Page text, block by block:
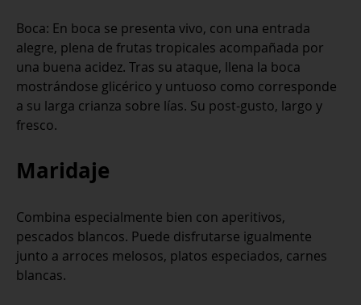
Boca: En boca se presenta vivo, con una entrada
alegre, plena de frutas tropicales acompañada por
una buena acidez. Tras su ataque, llena la boca
mostrándose glicérico y untuoso como corresponde
a su larga crianza sobre lías. Su post-gusto, largo y
fresco.
Maridaje
Combina especialmente bien con aperitivos,
pescados blancos. Puede disfrutarse igualmente
junto a arroces melosos, platos especiados, carnes
blancas.